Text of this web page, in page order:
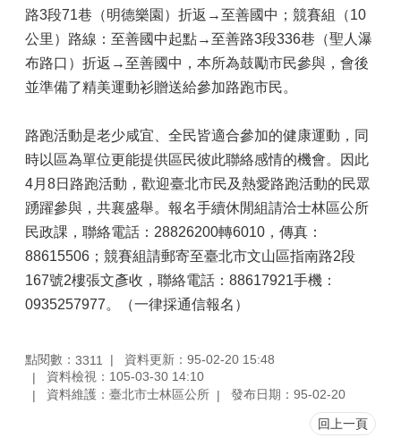
路3段71巷（明德樂園）折返→至善國中；競賽組（10
公里）路線：至善國中起點→至善路3段336巷（聖人瀑
布路口）折返→至善國中，本所為鼓勵市民參與，會後
並準備了精美運動衫贈送給參加路跑市民。
路跑活動是老少咸宜、全民皆適合參加的健康運動，同
時以區為單位更能提供區民彼此聯絡感情的機會。因此
4月8日路跑活動，歡迎臺北市民及熱愛路跑活動的民眾
踴躍參與，共襄盛舉。報名手續休閒組請洽士林區公所
民政課，聯絡電話：28826200轉6010，傳真：
88615506；競賽組請郵寄至臺北市文山區指南路2段
167號2樓張文彥收，聯絡電話：88617921手機：
0935257977。（一律採通信報名）
點閱數： 3311
資料更新：95-02-20 15:48
資料檢視：105-03-30 14:10
資料維護：臺北市士林區公所
發布日期：95-02-20
回上一頁